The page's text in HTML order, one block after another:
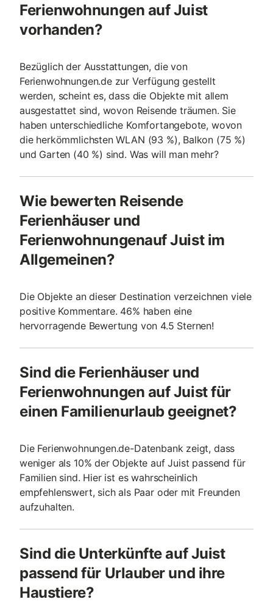
Ferienwohnungen auf Juist
vorhanden?
Bezüglich der Ausstattungen, die von
Ferienwohnungen.de zur Verfügung gestellt
werden, scheint es, dass die Objekte mit allem
ausgestattet sind, wovon Reisende träumen. Sie
haben unterschiedliche Komfortangebote, wovon
die herkömmlichsten WLAN (93 %), Balkon (75 %)
und Garten (40 %) sind. Was will man mehr?
Wie bewerten Reisende
Ferienhäuser und
Ferienwohnungenauf Juist im
Allgemeinen?
Die Objekte an dieser Destination verzeichnen viele
positive Kommentare. 46% haben eine
hervorragende Bewertung von 4.5 Sternen!
Sind die Ferienhäuser und
Ferienwohnungen auf Juist für
einen Familienurlaub geeignet?
Die Ferienwohnungen.de-Datenbank zeigt, dass
weniger als 10% der Objekte auf Juist passend für
Familien sind. Hier ist es wahrscheinlich
empfehlenswert, sich als Paar oder mit Freunden
aufzuhalten.
Sind die Unterkünfte auf Juist
passend für Urlauber und ihre
Haustiere?